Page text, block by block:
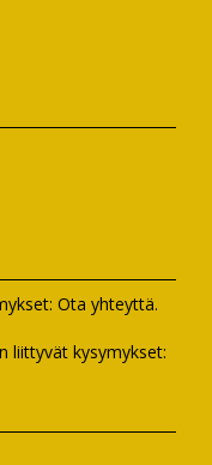
Ota yhteyttä.
liittyvät kysymykset: